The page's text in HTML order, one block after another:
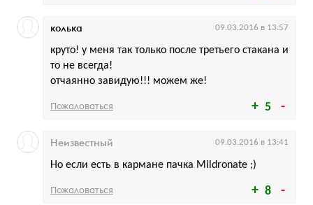
5
круто! у меня так только после третьего стакана и
то не всегда!
отчаянно завидую!!! можем же!
колька 09.03.2016 в 13:57
Пожаловаться
8
Но если есть в кармане пачка Mildronate ;)
Неизвестный 09.03.2016 в 13:41
Пожаловаться